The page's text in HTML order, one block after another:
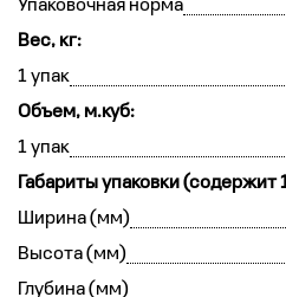
Упаковочная норма
Вес, кг:
1 упак
Объем, м.куб:
1 упак
Габариты упаковки (содержит
Ширина (мм)
Высота (мм)
Глубина (мм)